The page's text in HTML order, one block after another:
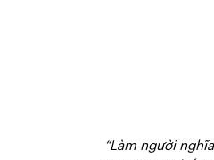
“Làm người